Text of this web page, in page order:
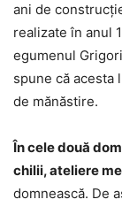
ani de
realizate în anul
egumenul
spune că acesta
de mănăstire.
În cele două
chilii, ateliere
domnească. De